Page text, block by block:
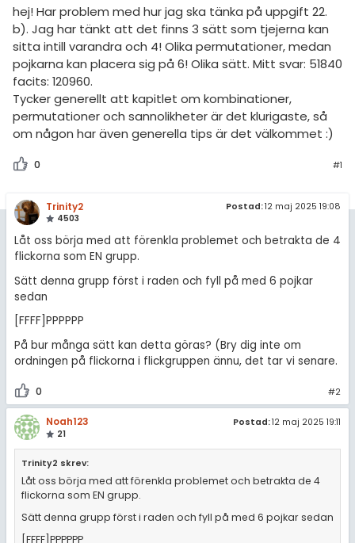
hej! Har problem med hur jag ska tänka på uppgift 22.
b). Jag har tänkt att det finns 3 sätt som tjejerna kan
sitta intill varandra och 4! Olika permutationer, medan
pojkarna kan placera sig på 6! Olika sätt. Mitt svar: 51840
facits: 120960.
Tycker generellt att kapitlet om kombinationer,
permutationer och sannolikheter är det klurigaste, så
om någon har även generella tips är det välkommet :)
0 #1
Trinity2
4503
Postad:12 maj 2025 19:08
Låt oss börja med att förenkla problemet och betrakta de 4
flickorna som EN grupp.
Sätt denna grupp först i raden och fyll på med 6 pojkar
sedan
[FFFF]PPPPPP
På bur många sätt kan detta göras? (Bry dig inte om
ordningen på flickorna i flickgruppen ännu, det tar vi senare.
0 #2
Noah123
21
Postad:12 maj 2025 19:11
Trinity2 skrev:
Låt oss börja med att förenkla problemet och betrakta de 4
flickorna som EN grupp.
Sätt denna grupp först i raden och fyll på med 6 pojkar sedan
[FFFF]PPPPPP